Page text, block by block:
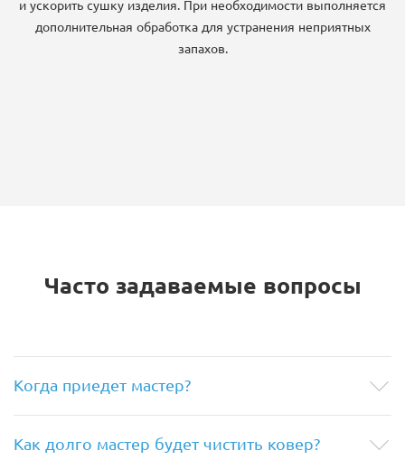
и ускорить сушку изделия. При необходимости выполняется
дополнительная обработка для устранения неприятных
запахов.
Часто задаваемые вопросы
Когда приедет мастер?
Как долго мастер будет чистить ковер?